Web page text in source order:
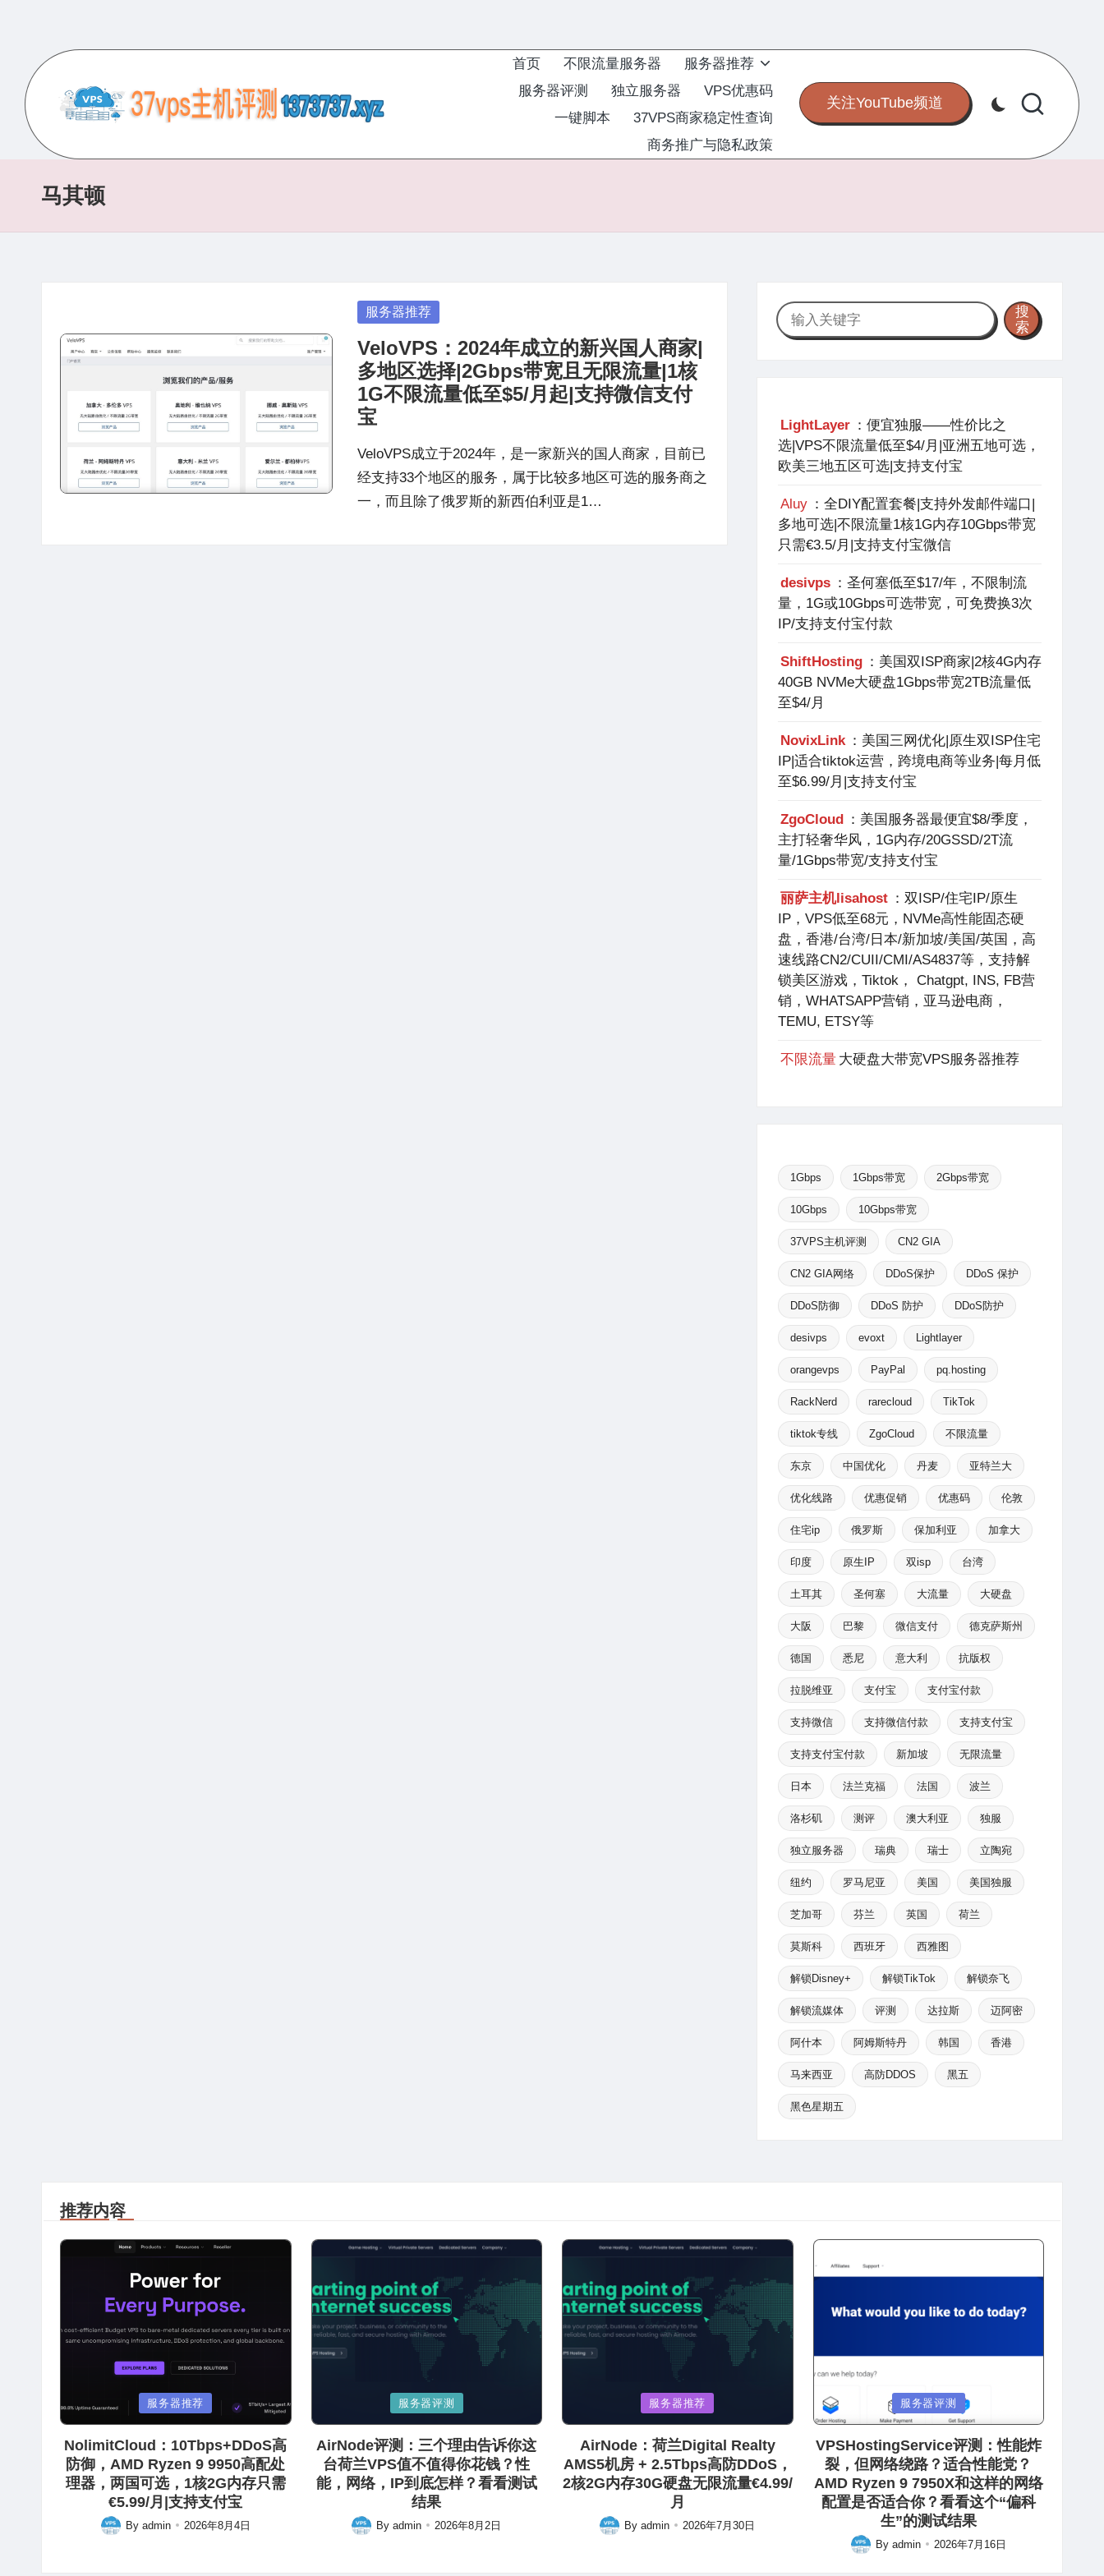
content
7
V
机
评
测
业
的
VPS
服
网
首页 不限流量服务器
服务器推荐
服务器评测
独立服务器
VPS优惠码
一键脚本
37VPS商家稳定性查询
商务推广与隐私政策
关注YouTube频道
马其顿
Posted
服务器推荐
VeloVPS：2024年成立的新兴国人商家|
多地区选择|2Gbps带宽且无限流量|1核
1G不限流量低至$5/月起|支持微信支付
宝
VeloVPS成立于2024年，是一家新兴的国人商家，目前已
经支持33个地区的服务，属于比较多地区可选的服务商之
一，而且除了俄罗斯的新西伯利亚是1…
搜
索
搜
索
LightLayer ：便宜独服——性价比之
选|VPS不限流量低至$4/月|亚洲五地可选，
欧美三地五区可选|支持支付宝
Aluy ：全DIY配置套餐|支持外发邮件端口|
多地可选|不限流量1核1G内存10Gbps带宽
只需€3.5/月|支持支付宝微信
desivps ：圣何塞低至$17/年，不限制流
量，1G或10Gbps可选带宽，可免费换3次
IP/支持支付宝付款
ShiftHosting ：美国双ISP商家|2核4G内存
40GB NVMe大硬盘1Gbps带宽2TB流量低
至$4/月
NovixLink ：美国三网优化|原生双ISP住宅
IP|适合tiktok运营，跨境电商等业务|每月低
至$6.99/月|支持支付宝
ZgoCloud ：美国服务器最便宜$8/季度，
主打轻奢华风，1G内存/20GSSD/2T流
量/1Gbps带宽/支持支付宝
丽萨主机lisahost ：双ISP/住宅IP/原生
IP，VPS低至68元，NVMe高性能固态硬
盘，香港/台湾/日本/新加坡/美国/英国，高
速线路CN2/CUII/CMI/AS4837等，支持解
锁美区游戏，Tiktok， Chatgpt, INS, FB营
销，WHATSAPP营销，亚马逊电商，
TEMU, ETSY等
不限流量 大硬盘大带宽VPS服务器推荐
1Gbps 1Gbps带宽 2Gbps带宽
10Gbps 10Gbps带宽
37VPS主机评测 CN2 GIA
CN2 GIA网络 DDoS保护 DDoS 保护
DDoS防御 DDoS 防护 DDoS防护
desivps evoxt Lightlayer
orangevps PayPal pq.hosting
RackNerd rarecloud TikTok
tiktok专线 ZgoCloud 不限流量
东京 中国优化 丹麦 亚特兰大
优化线路 优惠促销 优惠码 伦敦
住宅ip 俄罗斯 保加利亚 加拿大
印度 原生IP 双isp 台湾
土耳其 圣何塞 大流量 大硬盘
大阪 巴黎 微信支付 德克萨斯州
德国 悉尼 意大利 抗版权
拉脱维亚 支付宝 支付宝付款
支持微信 支持微信付款 支持支付宝
支持支付宝付款 新加坡 无限流量
日本 法兰克福 法国 波兰
洛杉矶 测评 澳大利亚 独服
独立服务器 瑞典 瑞士 立陶宛
纽约 罗马尼亚 美国 美国独服
芝加哥 芬兰 英国 荷兰
莫斯科 西班牙 西雅图
解锁Disney+ 解锁TikTok 解锁奈飞
解锁流媒体 评测 达拉斯 迈阿密
阿什本 阿姆斯特丹 韩国 香港
马来西亚 高防DDOS 黑五
黑色星期五
推荐内容
Posted
in
服务器推荐
NolimitCloud：10Tbps+DDoS高
防御，AMD Ryzen 9 9950高配处
理器，两国可选，1核2G内存只需
€5.99/月|支持支付宝
Posted
By admin 2026年8月4日
in
服务器评测
AirNode评测：三个理由告诉你这
台荷兰VPS值不值得你花钱？性
能，网络，IP到底怎样？看看测试
结果
Posted
Byadmin 2026年8月2日
in
服务器推荐
AirNode：荷兰Digital Realty
AMS5机房 + 2.5Tbps高防DDoS，
2核2G内存30G硬盘无限流量€4.99/
月
Posted
Byadmin 2026年7月30日
Posted
in
服务器评测
VPSHostingService评测：性能炸
裂，但网络绕路？适合性能党？
AMD Ryzen 9 7950X和这样的网络
配置是否适合你？看看这个“偏科
生”的测试结果
Posted
By admin 2026年7月16日